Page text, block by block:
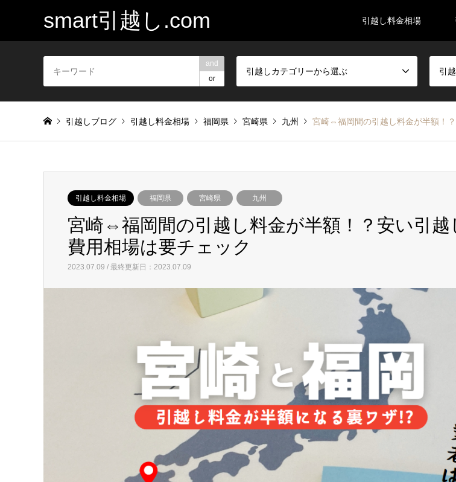
smart引越し.com 引越し料金相場
and
or
引越しカテゴリーから選ぶ 引
引越しブログ 引越し料金相場 福岡県 宮崎県 九州 宮崎⇔福岡間の引越し料金が半額！
引越し料金相場 福岡県 宮崎県 九州
宮崎⇔福岡間の引越し料金が半額！？安い引越
費用相場は要チェック
2023.07.09 / 最終更新日：2023.07.09